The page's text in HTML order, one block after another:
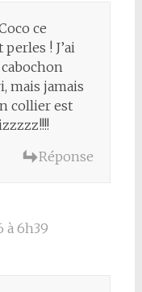
ce
! J’ai
mais jamais
collier est
Réponse
à 6h39